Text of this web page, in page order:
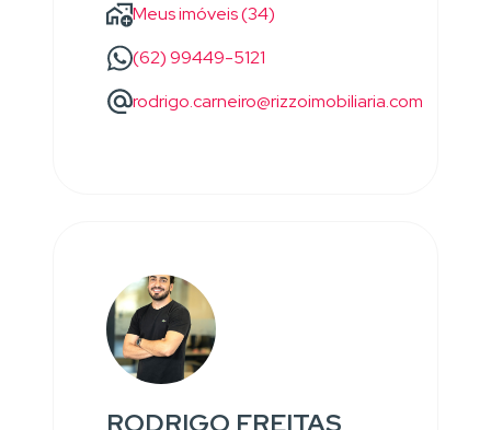
Meus imóveis (34)
(62) 99449-5121
rodrigo.carneiro@rizzoimobiliaria.com
RODRIGO FREITAS